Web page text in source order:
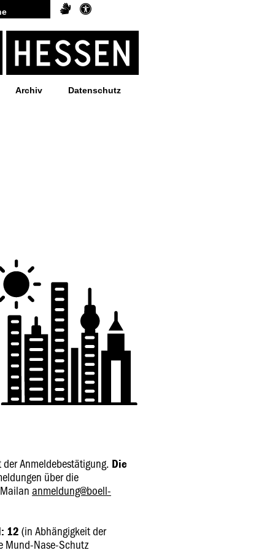
Archiv Datenschutz
Anmeldebestätigung. Die
über die
anmeldung@boell-
12 (in Abhängigkeit der
Nase-Schutz